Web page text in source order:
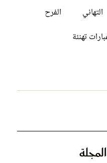
التهاني
الفرح
تهنئة